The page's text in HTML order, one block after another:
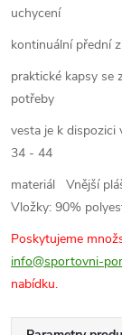
uchycení
kontinuální přední
praktické kapsy se
potřeby
vesta je k dispozici
34 - 44
materiál Vnější
Vložky: 90%
Poskytujeme
info@sportovni-
nabídku.